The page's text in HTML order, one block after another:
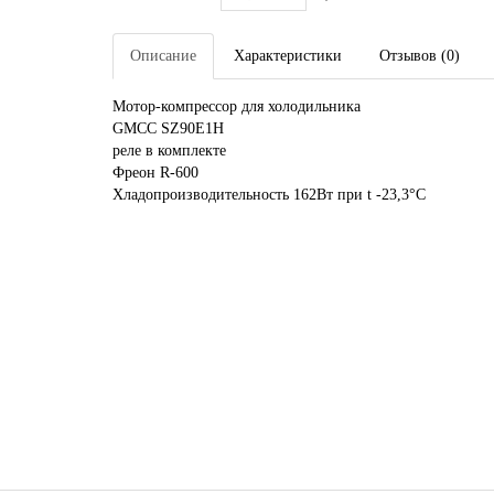
Описание Характеристики Отзывов (0)
Мотор-компрессор для холодильника
GMCC SZ90E1H
реле в комплекте
Фреон R-600
Хладопроизводительность 162Вт при t -23,3°C